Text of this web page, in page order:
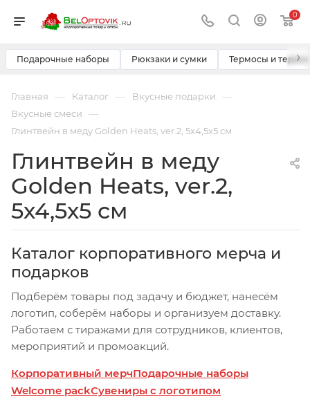
0
Подарочные наборы Рюкзаки и сумки Термосы и ›
Главная — Каталог — Вкусные подарки —
Вкусные смеси —
Глинтвейн в меду Golden Heats, ver.2, 5х4,5х5 см
Глинтвейн в меду
Golden Heats, ver.2,
5х4,5х5 см
Каталог корпоративного мерча и
подарков
Подберём товары под задачу и бюджет, нанесём
логотип, соберём наборы и организуем доставку.
Работаем с тиражами для сотрудников, клиентов,
мероприятий и промоакций.
Корпоративный мерчПодарочные наборы
Welcome packСувениры с логотипом